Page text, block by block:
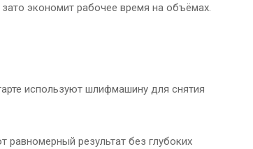
экономит рабочее время на объёмах.
используют шлифмашину для снятия
результат без глубоких